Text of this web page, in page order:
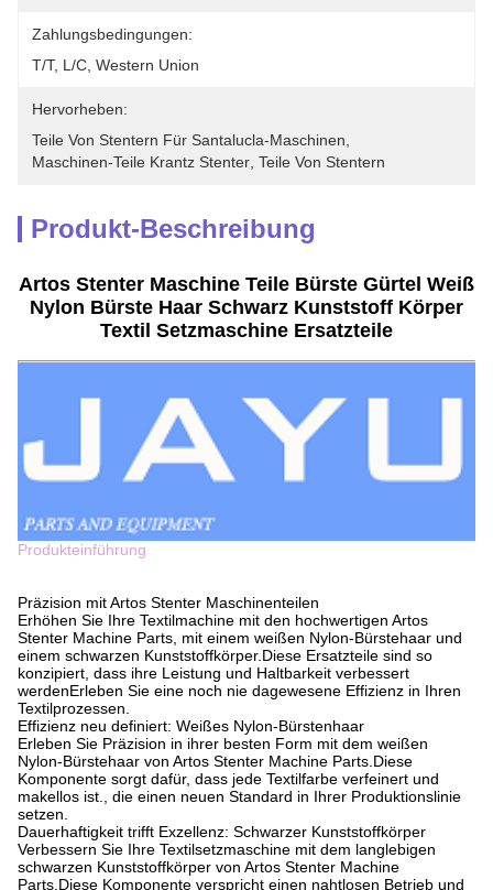
Zahlungsbedingungen:
T/T, L/C, Western Union
Hervorheben:
Teile Von Stentern Für Santalucla-Maschinen
Maschinen-Teile Krantz Stenter Teile Von Stentern
Produkt-Beschreibung
Artos Stenter Maschine Teile Bürste Gürtel Weiß
Nylon Bürste Haar Schwarz Kunststoff Körper
Textil Setzmaschine Ersatzteile
Produkteinführung
Präzision mit Artos Stenter Maschinenteilen
Erhöhen Sie Ihre Textilmachine mit den hochwertigen Artos
Stenter Machine Parts, mit einem weißen Nylon-Bürstehaar und
einem schwarzen Kunststoffkörper.Diese Ersatzteile sind so
konzipiert, dass ihre Leistung und Haltbarkeit verbessert
werdenErleben Sie eine noch nie dagewesene Effizienz in Ihren
Textilprozessen.
Effizienz neu definiert: Weißes Nylon-Bürstenhaar
Erleben Sie Präzision in ihrer besten Form mit dem weißen
Nylon-Bürstehaar von Artos Stenter Machine Parts.Diese
Komponente sorgt dafür, dass jede Textilfarbe verfeinert und
makellos ist., die einen neuen Standard in Ihrer Produktionslinie
setzen.
Dauerhaftigkeit trifft Exzellenz: Schwarzer Kunststoffkörper
Verbessern Sie Ihre Textilsetzmaschine mit dem langlebigen
schwarzen Kunststoffkörper von Artos Stenter Machine
Parts.Diese Komponente verspricht einen nahtlosen Betrieb und